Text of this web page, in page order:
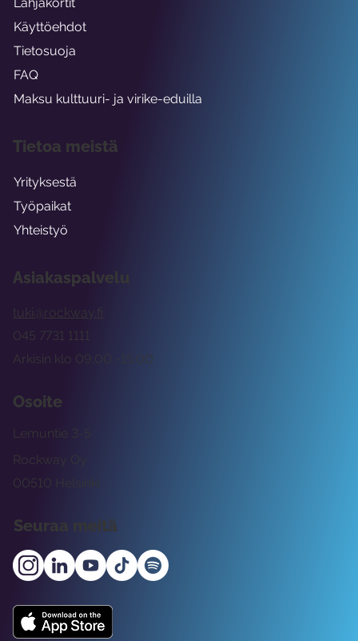
Asiakaspalvelu
tuki@rockway.fi
Arkisin klo 09:00 -15:00
045 7731 1111
Osoite
Rockway Oy
Lemuntie 3-5
00510 Helsinki
Seuraa meitä
Käyttöehdot
Tietosuoja
FAQ
Maksu kulttuuri- ja virike-eduilla
Tietoa meistä
Yrityksestä
Työpaikat
Yhteistyö